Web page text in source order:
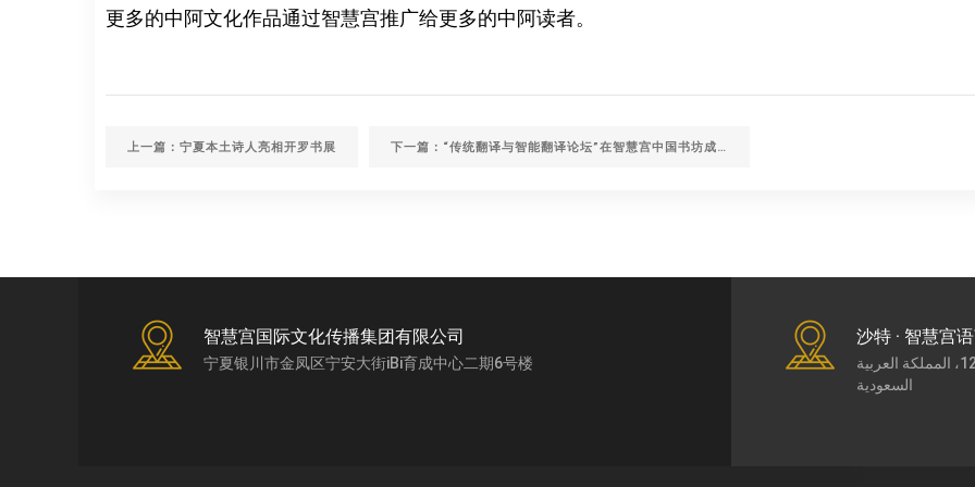
更多的中阿文化作品通过智慧宫推广给更多的中阿读者。
上一篇：宁夏本土诗人亮相开罗书展 下一篇：“传统翻译与智能翻译论坛”在智慧宫中国书坊成功举办
智慧宫国际文化传播集团有限公司
宁夏银川市金凤区宁安大街iBi育成中心二期6号楼
沙特 · 智慧宫
طريق الملك عبد العزيز7430، حي الورود، الرياض،12252، المملكة العربية
السعودية